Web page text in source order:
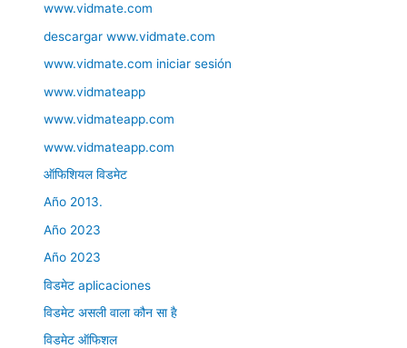
www.vidmate.com
descargar www.vidmate.com
www.vidmate.com iniciar sesión
www.vidmateapp
www.vidmateapp.com
www.vidmateapp.com
ऑफिशियल विडमेट
Año 2013.
Año 2023
Año 2023
विडमेट aplicaciones
विडमेट असली वाला कौन सा है
विडमेट ऑफिशल